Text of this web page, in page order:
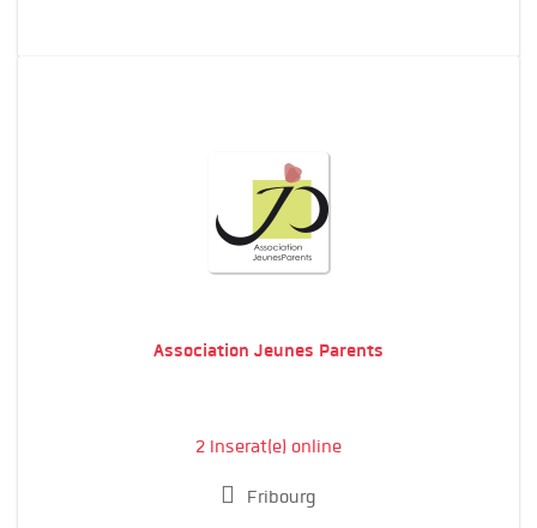
Association Jeunes Parents
2 Inserat(e) online
Fribourg